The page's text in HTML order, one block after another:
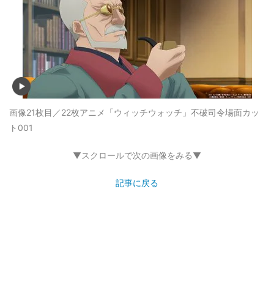
画像21枚目／22枚アニメ「ウィッチウォッチ」不破司令場面カッ
ト001
▼スクロールで次の画像をみる▼
記事に戻る